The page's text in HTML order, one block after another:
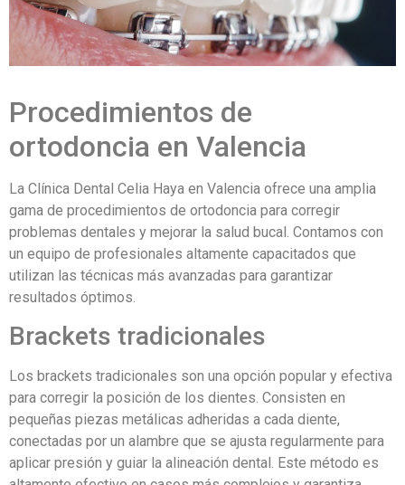
Procedimientos de
ortodoncia en Valencia
La Clínica Dental Celia Haya en Valencia ofrece una amplia
gama de procedimientos de ortodoncia para corregir
problemas dentales y mejorar la salud bucal. Contamos con
un equipo de profesionales altamente capacitados que
utilizan las técnicas más avanzadas para garantizar
resultados óptimos.
Brackets tradicionales
Los brackets tradicionales son una opción popular y efectiva
para corregir la posición de los dientes. Consisten en
pequeñas piezas metálicas adheridas a cada diente,
conectadas por un alambre que se ajusta regularmente para
aplicar presión y guiar la alineación dental. Este método es